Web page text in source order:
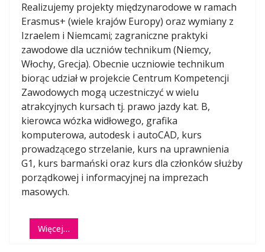
Realizujemy projekty międzynarodowe w ramach
Erasmus+ (wiele krajów Europy) oraz wymiany z
Izraelem i Niemcami; zagraniczne praktyki
zawodowe dla uczniów technikum (Niemcy,
Włochy, Grecja). Obecnie uczniowie technikum
biorąc udział w projekcie Centrum Kompetencji
Zawodowych mogą uczestniczyć w wielu
atrakcyjnych kursach tj. prawo jazdy kat. B,
kierowca wózka widłowego, grafika
komputerowa, autodesk i autoCAD, kurs
prowadzącego strzelanie, kurs na uprawnienia
G1, kurs barmański oraz kurs dla członków służby
porządkowej i informacyjnej na imprezach
masowych.
Więcej…